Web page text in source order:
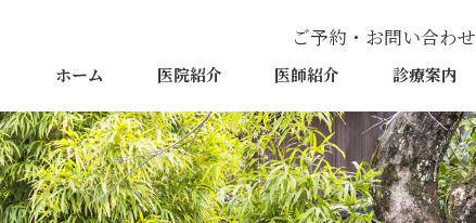
ご予約・お問い合わせ
ホーム 医院紹介 医師紹介 診療案内